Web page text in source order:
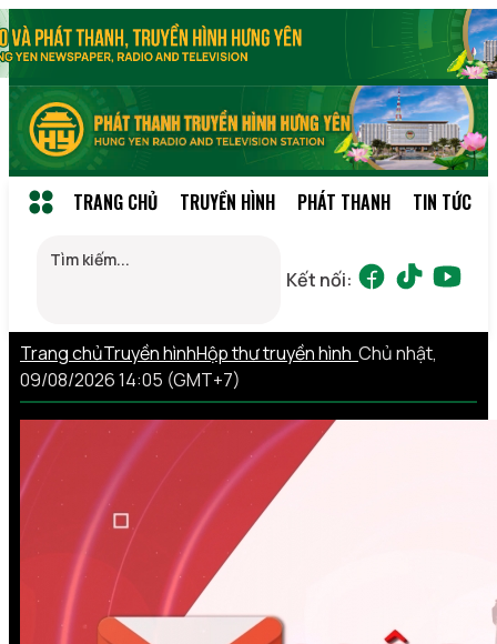
TRANG CHỦ TRUYỀN HÌNH PHÁT THANH TIN TỨC
Kết nối:
Trang chủTruyền hìnhHộp thư truyền hình Chủ nhật,
09/08/2026 14:05 (GMT+7)